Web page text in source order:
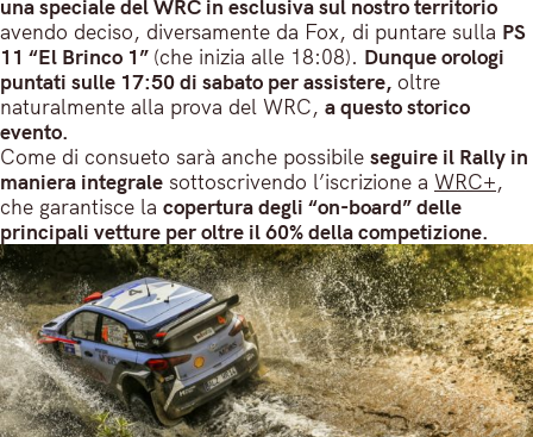
una speciale del WRC in esclusiva sul nostro territorio
avendo deciso, diversamente da Fox, di puntare sulla PS
11 “El Brinco 1” (che inizia alle 18:08). Dunque orologi
puntati sulle 17:50 di sabato per assistere, oltre
naturalmente alla prova del WRC, a questo storico
evento.
Come di consueto sarà anche possibile seguire il Rally in
maniera integrale sottoscrivendo l’iscrizione a WRC+,
che garantisce la copertura degli “on-board” delle
principali vetture per oltre il 60% della competizione.